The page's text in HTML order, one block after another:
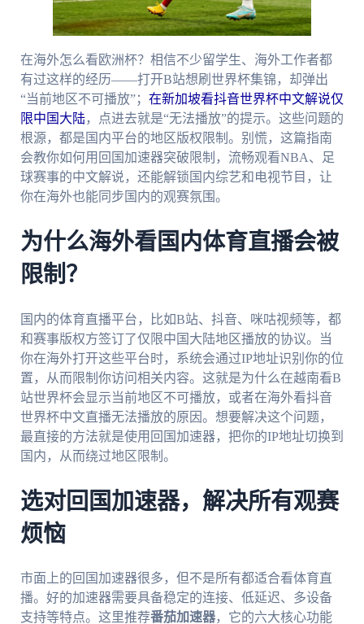
在海外怎么看欧洲杯？相信不少留学生、海外工作者都
有过这样的经历——打开B站想刷世界杯集锦，却弹出
“当前地区不可播放”； 在新加坡看抖音世界杯中文解说仅
限中国大陆，点进去就是“无法播放”的提示。这些问题的
根源，都是国内平台的地区版权限制。别慌，这篇指南
会教你如何用回国加速器突破限制，流畅观看NBA、足
球赛事的中文解说，还能解锁国内综艺和电视节目，让
你在海外也能同步国内的观赛氛围。
为什么海外看国内体育直播会被
限制？
国内的体育直播平台，比如B站、抖音、咪咕视频等，都
和赛事版权方签订了仅限中国大陆地区播放的协议。当
你在海外打开这些平台时，系统会通过IP地址识别你的位
置，从而限制你访问相关内容。这就是为什么在越南看B
站世界杯会显示当前地区不可播放，或者在海外看抖音
世界杯中文直播无法播放的原因。想要解决这个问题，
最直接的方法就是使用回国加速器，把你的IP地址切换到
国内，从而绕过地区限制。
选对回国加速器，解决所有观赛
烦恼
市面上的回国加速器很多，但不是所有都适合看体育直
播。好的加速器需要具备稳定的连接、低延迟、多设备
支持等特点。这里推荐番茄加速器，它的六大核心功能